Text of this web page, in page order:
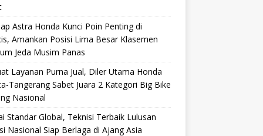
Astra Honda Kunci Poin Penting di
Amankan Posisi Lima Besar Klasemen
Jeda Musim Panas
Layanan Purna Jual, Diler Utama Honda
Tangerang Sabet Juara 2 Kategori Big Bike
Nasional
Standar Global, Teknisi Terbaik Lulusan
Nasional Siap Berlaga di Ajang Asia